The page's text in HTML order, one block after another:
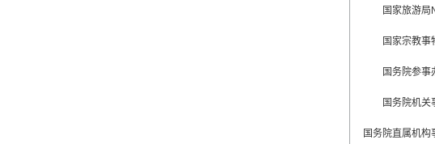
国家旅游局
国家宗教事物
国务院参事办
国务院机关事
国务院直属机构